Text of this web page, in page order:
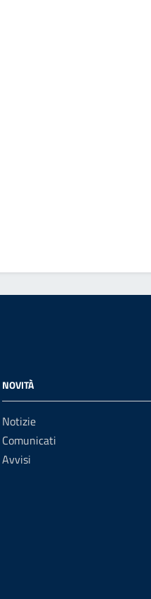
NOVITÀ
Notizie
Comunicati
Avvisi